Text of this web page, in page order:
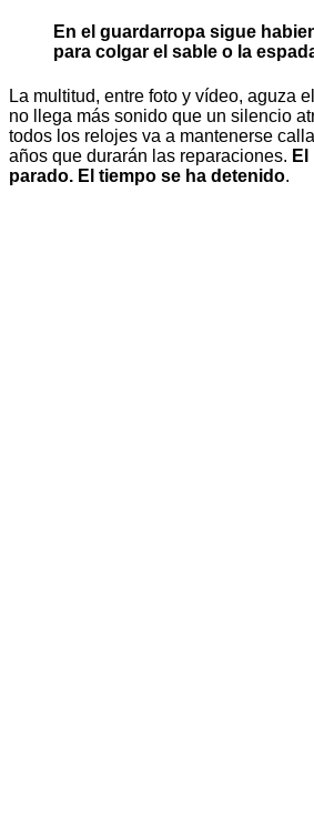
En el guardarropa sigue
para colgar el sable o la
La multitud, entre foto y vídeo, aguza
no llega más sonido que un silencio
todos los relojes va a mantenerse
años que durarán las reparaciones.
parado. El tiempo se ha detenido.